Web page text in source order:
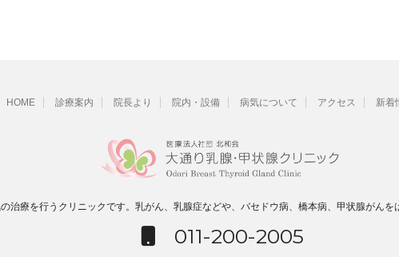
HOME 診療案内 院長より 院内・設備 病気について アクセス 新着
治療を行うクリニックです。乳がん、乳腺症などや、バセドウ病、橋本病、甲状腺がんを
011-200-2005